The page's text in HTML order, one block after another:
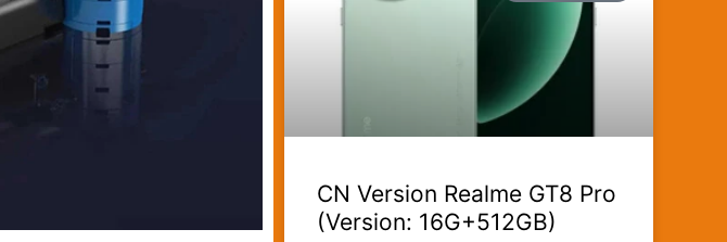
CN Version Realme GT8 Pro
(Version: 16G+512GB)